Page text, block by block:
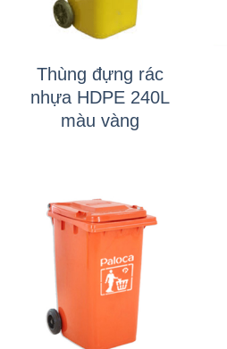
Thùng đựng rác
nhựa HDPE 240L
màu vàng